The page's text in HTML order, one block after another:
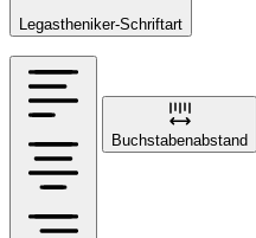
Legastheniker-Schriftart
Buchstabenabstand